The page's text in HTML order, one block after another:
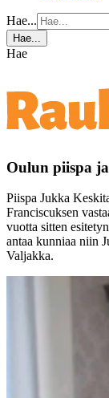
Hae...
Hae...
Hae
Oulun piispa
Piispa Jukka
Franciscuksen
vuotta sitten
antaa kunniaa niin
Valjakka.